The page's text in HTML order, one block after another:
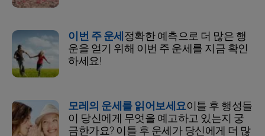
이번 주 운세정확한 예측으로 더 많은 행
운을 얻기 위해 이번 주 운세를 지금 확인
하세요!
모레의 운세를 읽어보세요이틀 후 행성들
이 당신에게 무엇을 예고하고 있는지 궁
금한가요? 이틀 후 운세가 당신에게 더 많